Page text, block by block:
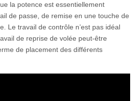
la potence est essentiellement
de passe, de remise en une touche de
Le travail de contrôle n’est pas idéal
de reprise de volée peut-être
de placement des différents